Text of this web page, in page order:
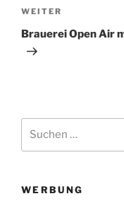
Nächster
Beitrag
WEITER
Brauerei Open Air
WERBUNG